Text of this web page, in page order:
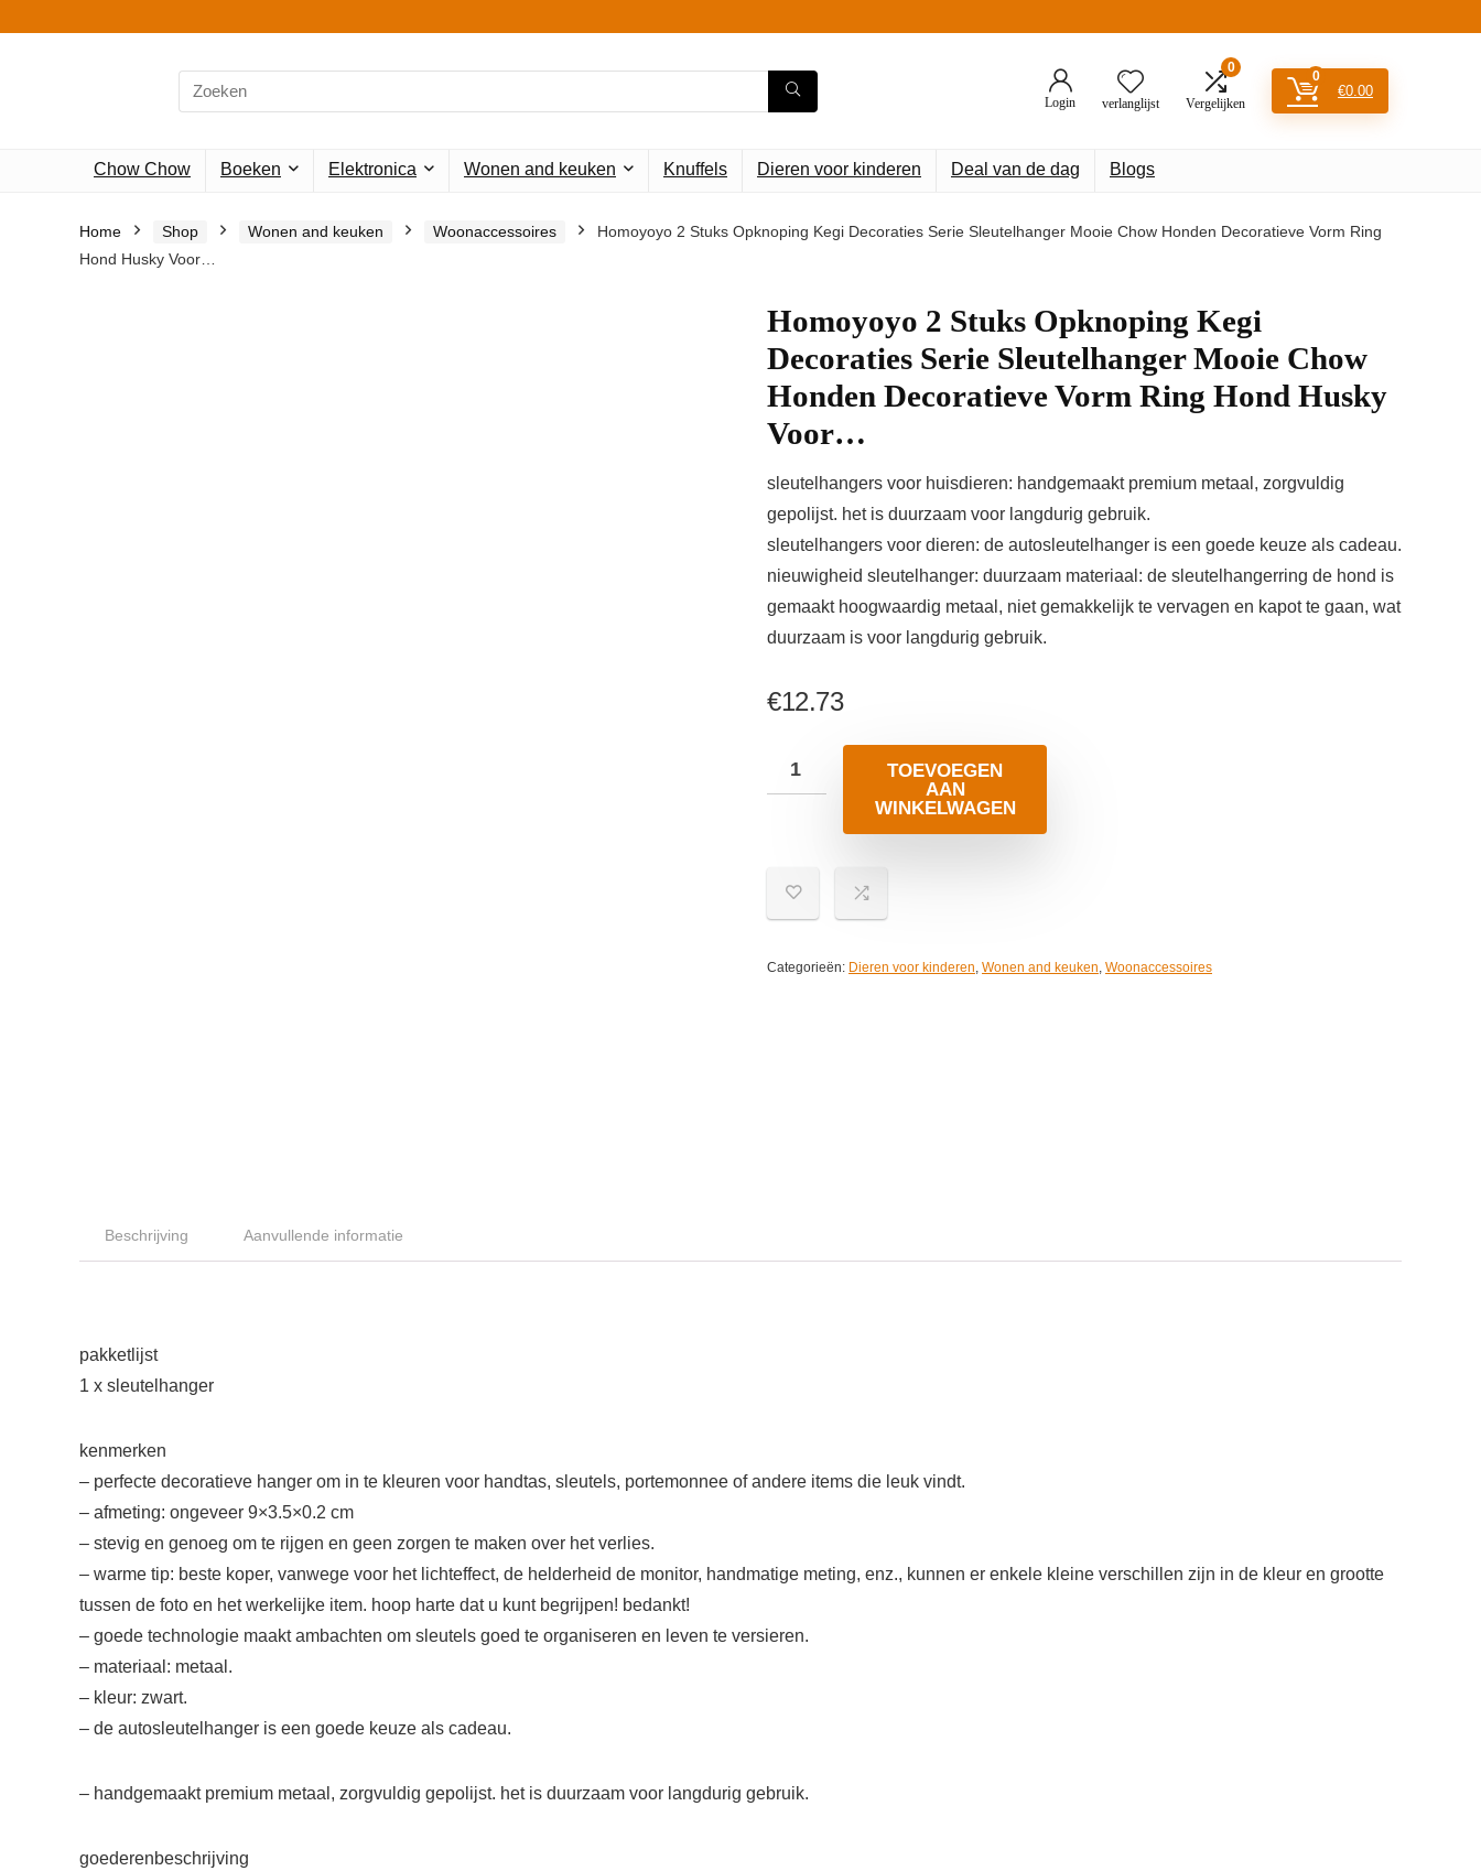
Search
for:
Login verlanglijst
0
Vergelijken
0
€0.00
Chow Chow Boeken Elektronica Wonen and keuken Knuffels Dieren voor kinderen Deal van de dag Blogs
Home Shop Wonen and keuken Woonaccessoires
Homoyoyo 2 Stuks Opknoping Kegi Decoraties Serie Sleutelhanger Mooie Chow Honden Decoratieve Vorm Ring
Hond Husky Voor…
Homoyoyo 2 Stuks Opknoping Kegi
Decoraties Serie Sleutelhanger Mooie Chow
Honden Decoratieve Vorm Ring Hond Husky
Voor…
sleutelhangers voor huisdieren: handgemaakt premium metaal, zorgvuldig
gepolijst. het is duurzaam voor langdurig gebruik.
sleutelhangers voor dieren: de autosleutelhanger is een goede keuze als cadeau.
nieuwigheid sleutelhanger: duurzaam materiaal: de sleutelhangerring de hond is
gemaakt hoogwaardig metaal, niet gemakkelijk te vervagen en kapot te gaan, wat
duurzaam is voor langdurig gebruik.
€12.73
TOEVOEGEN
AAN
WINKELWAGEN
Categorieën: Dieren voor kinderen, Wonen and keuken, Woonaccessoires
Beschrijving Aanvullende informatie
pakketlijst
1 x sleutelhanger
kenmerken
– perfecte decoratieve hanger om in te kleuren voor handtas, sleutels, portemonnee of andere items die leuk vindt.
– afmeting: ongeveer 9×3.5×0.2 cm
– stevig en genoeg om te rijgen en geen zorgen te maken over het verlies.
– warme tip: beste koper, vanwege voor het lichteffect, de helderheid de monitor, handmatige meting, enz., kunnen er enkele kleine verschillen zijn in de kleur en grootte
tussen de foto en het werkelijke item. hoop harte dat u kunt begrijpen! bedankt!
– goede technologie maakt ambachten om sleutels goed te organiseren en leven te versieren.
– materiaal: metaal.
– kleur: zwart.
– de autosleutelhanger is een goede keuze als cadeau.
– handgemaakt premium metaal, zorgvuldig gepolijst. het is duurzaam voor langdurig gebruik.
goederenbeschrijving